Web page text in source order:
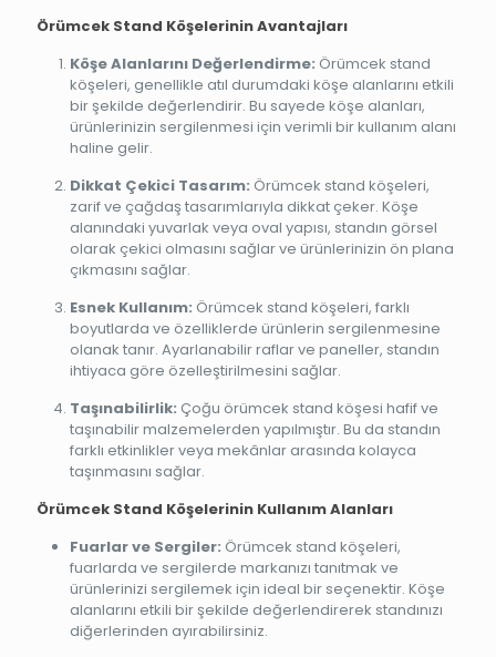
Örümcek Stand Köşelerinin Avantajları
Köşe Alanlarını Değerlendirme: Örümcek stand
köşeleri, genellikle atıl durumdaki köşe alanlarını etkili
bir şekilde değerlendirir. Bu sayede köşe alanları,
ürünlerinizin sergilenmesi için verimli bir kullanım alanı
haline gelir.
Dikkat Çekici Tasarım: Örümcek stand köşeleri,
zarif ve çağdaş tasarımlarıyla dikkat çeker. Köşe
alanındaki yuvarlak veya oval yapısı, standın görsel
olarak çekici olmasını sağlar ve ürünlerinizin ön plana
çıkmasını sağlar.
Esnek Kullanım: Örümcek stand köşeleri, farklı
boyutlarda ve özelliklerde ürünlerin sergilenmesine
olanak tanır. Ayarlanabilir raflar ve paneller, standın
ihtiyaca göre özelleştirilmesini sağlar.
Taşınabilirlik: Çoğu örümcek stand köşesi hafif ve
taşınabilir malzemelerden yapılmıştır. Bu da standın
farklı etkinlikler veya mekânlar arasında kolayca
taşınmasını sağlar.
Örümcek Stand Köşelerinin Kullanım Alanları
Fuarlar ve Sergiler: Örümcek stand köşeleri,
fuarlarda ve sergilerde markanızı tanıtmak ve
ürünlerinizi sergilemek için ideal bir seçenektir. Köşe
alanlarını etkili bir şekilde değerlendirerek standınızı
diğerlerinden ayırabilirsiniz.